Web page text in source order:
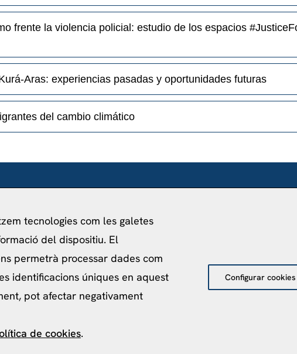
frente la violencia policial: estudio de los espacios
Aras: experiencias pasadas y oportunidades futuras
del cambio climático
Ministerio de Asuntos Exteriores, UE y
Cooperación
Fundación "la Caixa"
de privacitat Política de Cookies
tecnologies com les galetes
del dispositiu. El
permetrà processar dades com
identificacions úniques en aquest
pot afectar negativament
de cookies.
Configurar cookies